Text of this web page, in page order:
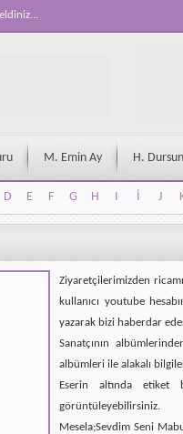
M. Emin Ay H. Dursun
D E F G H I İ J
D E F G H I İ J
Ziyaretçilerimizden
kullanıcı youtube
yazarak bizi haberdar
Sanatçının
albümleri ile alakalı
Eserin altında etiket
görüntüleyebilirsiniz.
Mesela;Sevdim Seni